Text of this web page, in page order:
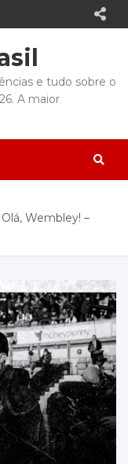
e tudo sobre o
A maior
Wembley! –